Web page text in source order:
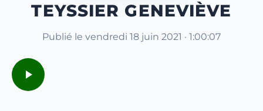
TEYSSIER GENEVIÈVE
Publié le vendredi 18 juin 2021 · 1:00:07